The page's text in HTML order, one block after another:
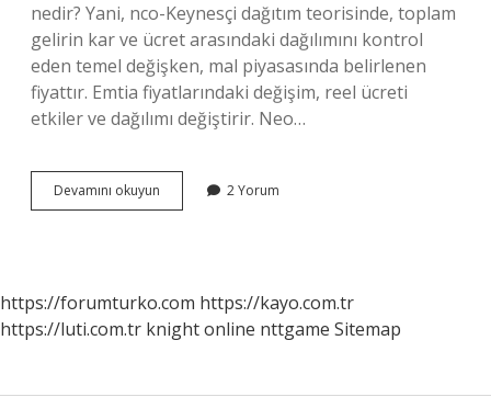
nedir? Yani, nco-Keynesçi dağıtım teorisinde, toplam
gelirin kar ve ücret arasındaki dağılımını kontrol
eden temel değişken, mal piyasasında belirlenen
fiyattır. Emtia fiyatlarındaki değişim, reel ücreti
etkiler ve dağılımı değiştirir. Neo…
Devamını okuyun Neoklasik
Paradigma
2 Yorum
https://forumturko.com https://kayo.com.tr
https://luti.com.tr knight online nttgame Sitemap